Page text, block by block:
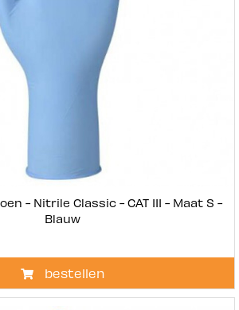
- Nitrile Classic - CAT III - Maat S -
Blauw
bestellen